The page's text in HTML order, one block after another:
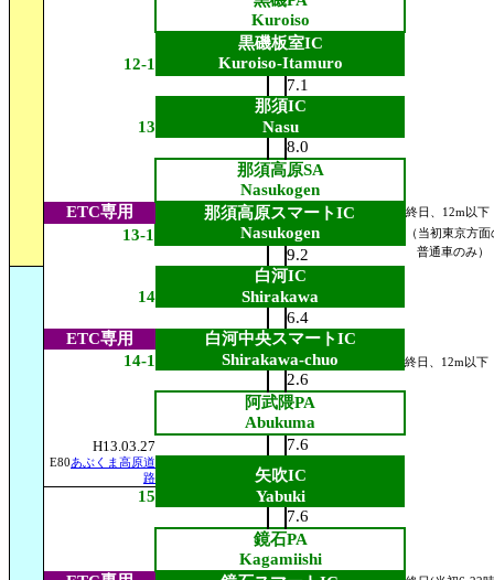
Kuroiso
黒磯板室IC
12-1
Kuroiso-Itamuro
7.1
那須IC
13
Nasu
8.0
那須高原SA
Nasukogen
ETC専用
那須高原スマートIC 終日、12m以下
13-1 Nasukogen （当初東京方面
9.2 普通車のみ）
白河IC
14
Shirakawa
6.4
ETC専用
白河中央スマートIC
14-1
Shirakawa-chuo 終日、12m以下
2.6
阿武隈PA
Abukuma
H13.03.27 7.6
E80あぶくま高原道
路
矢吹IC
15
Yabuki
7.6
鏡石PA
Kagamiishi